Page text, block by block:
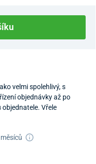
velmi spolehlivý, s
objednávky až po
Vřele